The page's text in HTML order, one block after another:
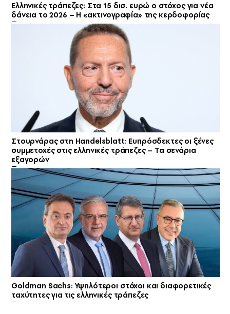
Ελληνικές τράπεζες: Στα 15 δισ. ευρώ ο στόχος για νέα
δάνεια το 2026 – Η «ακτινογραφία» της κερδοφορίας
Στουρνάρας στη Handelsblatt: Ευπρόσδεκτες οι ξένες
συμμετοχές στις ελληνικές τράπεζες – Τα σενάρια
εξαγορών
Goldman Sachs: Υψηλότεροι στόχοι και διαφορετικές
ταχύτητες για τις ελληνικές τράπεζες